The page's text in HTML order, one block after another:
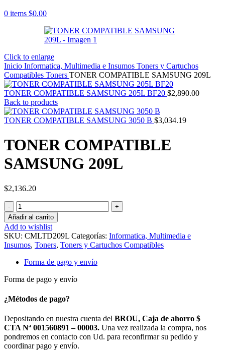
0 items $0.00
Click to enlarge
Inicio Informatica, Multimedia e Insumos Toners y Cartuchos
Compatibles Toners TONER COMPATIBLE SAMSUNG 209L
TONER COMPATIBLE SAMSUNG 205L BF20 $2,890.00
Back to products
TONER COMPATIBLE SAMSUNG 3050 B $3,034.19
TONER COMPATIBLE
SAMSUNG 209L
$2,136.20
TONER
COMPATIBLE
SAMSUNG
209L
cantidad
Añadir al carrito
Add to wishlist
SKU: CMLTD209L Categorías: Informatica, Multimedia e
Insumos, Toners, Toners y Cartuchos Compatibles
Forma de pago y envío
Forma de pago y envío
¿Métodos de pago?
Depositando en nuestra cuenta del BROU, Caja de ahorro $
CTA Nª 001560891 – 00003. Una vez realizada la compra, nos
pondremos en contacto con Ud. para reconfirmar su pedido y
coordinar pago y envío.